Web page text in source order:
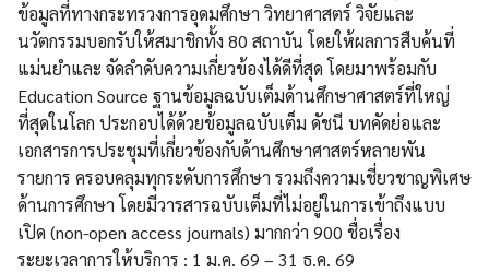
ข้อมูลที่ทางกระทรวงการอุดมศึกษา วิทยาศาสตร์ วิจัยและ
นวัตกรรมบอกรับให้สมาชิกทั้ง 80 สถาบัน โดยให้ผลการสืบค้นที่
แม่นยำและ จัดลำดับความเกี่ยวข้องได้ดีที่สุด โดยมาพร้อมกับ
Education Source ฐานข้อมูลฉบับเต็มด้านศึกษาศาสตร์ที่ใหญ่
ที่สุดในโลก ประกอบได้ด้วยข้อมูลฉบับเต็ม ดัชนี บทคัดย่อและ
เอกสารการประชุมที่เกี่ยวข้องกับด้านศึกษาศาสตร์หลายพัน
รายการ ครอบคลุมทุกระดับการศึกษา รวมถึงความเชี่ยวชาญพิเศษ
ด้านการศึกษา โดยมีวารสารฉบับเต็มที่ไม่อยู่ในการเข้าถึงแบบ
เปิด (non-open access journals) มากกว่า 900 ชื่อเรื่อง
ระยะเวลาการให้บริการ : 1 ม.ค. 69 – 31 ธ.ค. 69